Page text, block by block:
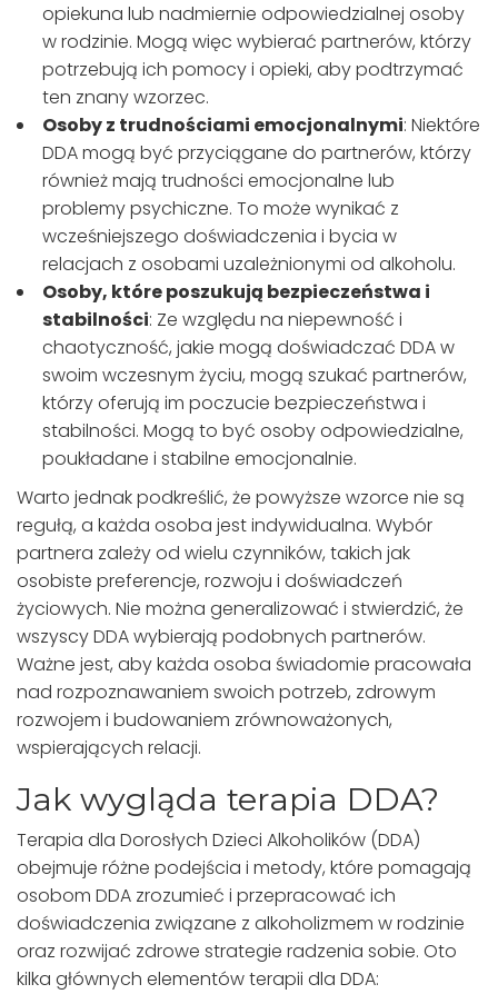
opiekuna lub nadmiernie odpowiedzialnej osoby
w rodzinie. Mogą więc wybierać partnerów, którzy
potrzebują ich pomocy i opieki, aby podtrzymać
ten znany wzorzec.
Osoby z trudnościami emocjonalnymi: Niektóre
DDA mogą być przyciągane do partnerów, którzy
również mają trudności emocjonalne lub
problemy psychiczne. To może wynikać z
wcześniejszego doświadczenia i bycia w
relacjach z osobami uzależnionymi od alkoholu.
Osoby, które poszukują bezpieczeństwa i
stabilności: Ze względu na niepewność i
chaotyczność, jakie mogą doświadczać DDA w
swoim wczesnym życiu, mogą szukać partnerów,
którzy oferują im poczucie bezpieczeństwa i
stabilności. Mogą to być osoby odpowiedzialne,
poukładane i stabilne emocjonalnie.
Warto jednak podkreślić, że powyższe wzorce nie są
regułą, a każda osoba jest indywidualna. Wybór
partnera zależy od wielu czynników, takich jak
osobiste preferencje, rozwoju i doświadczeń
życiowych. Nie można generalizować i stwierdzić, że
wszyscy DDA wybierają podobnych partnerów.
Ważne jest, aby każda osoba świadomie pracowała
nad rozpoznawaniem swoich potrzeb, zdrowym
rozwojem i budowaniem zrównoważonych,
wspierających relacji.
Jak wygląda terapia DDA?
Terapia dla Dorosłych Dzieci Alkoholików (DDA)
obejmuje różne podejścia i metody, które pomagają
osobom DDA zrozumieć i przepracować ich
doświadczenia związane z alkoholizmem w rodzinie
oraz rozwijać zdrowe strategie radzenia sobie. Oto
kilka głównych elementów terapii dla DDA: